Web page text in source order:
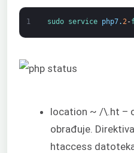
1 sudo service php7.2-
location ~ /\.ht –
obrađuje.
htaccess